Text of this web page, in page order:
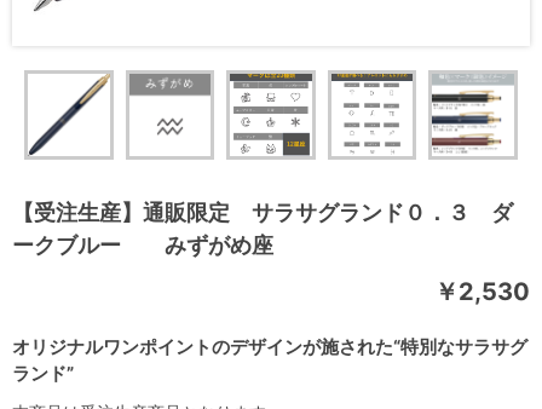
【受注生産】通販限定 サラサグランド０．３ ダ
ークブルー みずがめ座
オリジナルワンポイントのデザインが施された“特別なサラサグ
ランド”
￥2,530